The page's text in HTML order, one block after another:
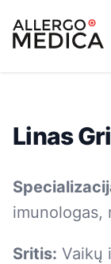
allergomedica
Linas
imunologas,
Sritis: Vaikų